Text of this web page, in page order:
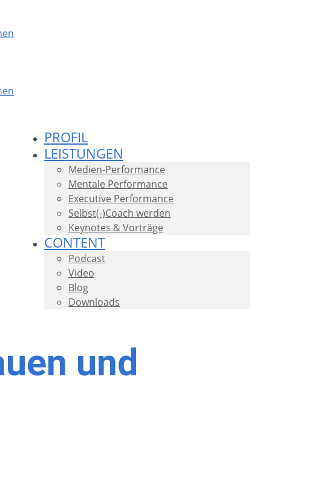
PROFIL
LEISTUNGEN
Medien-Performance
Mentale Performance
Executive Performance
Selbst(-)Coach werden
Keynotes & Vorträge
CONTENT
Podcast
Video
Blog
Downloads
und